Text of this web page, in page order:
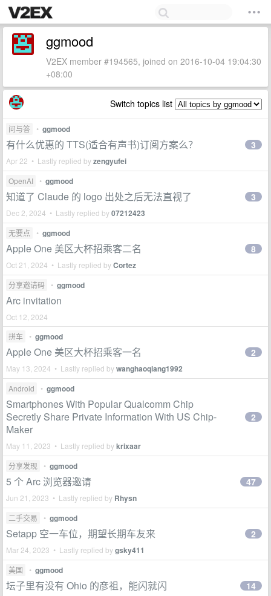
ggmood
V2EX member #194565, joined on 2016-10-04 19:04:30
+08:00
Switch topics list
问与答 • ggmood
有什么优惠的 TTS(适合有声书)订阅方案么？
Apr 22 • Lastly replied byzengyufei
3
OpenAI • ggmood
知道了 Claude 的 logo 出处之后无法直视了
Dec 2, 2024 • Lastly replied by07212423
3
无要点 • ggmood
Apple One 美区大杯招乘客二名
Oct 21, 2024 • Lastly replied byCortez
8
分享邀请码 • ggmood
Arc invitation
Oct 12, 2024
拼车
• ggmood
Apple One 美区大杯招乘客一名
May 13, 2024 • Lastly replied bywanghaoqiang1992
2
Android • ggmood
Smartphones With Popular Qualcomm Chip
Secretly Share Private Information With US Chip-
Maker
May 11, 2023 • Lastly replied bykrixaar
2
分享发现 • ggmood
5 个 Arc 浏览器邀请
Jun 21, 2023 • Lastly replied by Rhysn
47
二手交易 • ggmood
Setapp 空一车位，期望长期车友来
Mar 24, 2023 • Lastly replied bygsky411
2
美国 • ggmood
坛子里有没有 Ohio 的彦祖，能闪就闪 14